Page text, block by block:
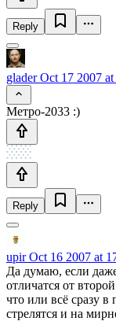
Reply
gladerOct 17 2007 at
Метро-2033 :)
Reply
upirOct 16 2007 at
Да думаю, если
отличатся от
что или всё сразу в
стрелятся и на